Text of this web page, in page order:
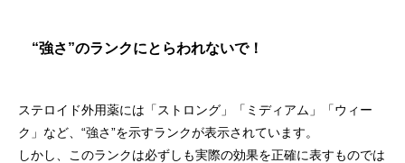
“強さ”のランクにとらわれないで！
ステロイド外用薬には「ストロング」「ミディアム」「ウィー
ク」など、“強さ”を示すランクが表示されています。
しかし、このランクは必ずしも実際の効果を正確に表すものでは